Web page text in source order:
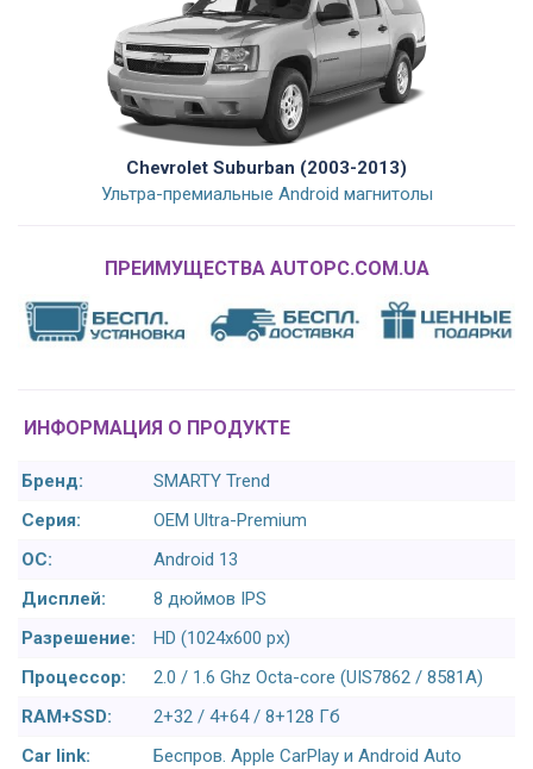
Chevrolet Suburban (2003-2013)
Ультра-премиальные Android магнитолы
ПРЕИМУЩЕСТВА AUTOPC.COM.UA
ИНФОРМАЦИЯ О ПРОДУКТЕ
Бренд:
SMARTY Trend
Серия:
OEM Ultra-Premium
ОС:
Android 13
Дисплей:
8 дюймов IPS
Разрешение:
HD (1024х600 px)
Процессор:
2.0 / 1.6 Ghz Octa-core (UIS7862 / 8581A)
RAM+SSD:
2+32 / 4+64 / 8+128 Гб
Car link:
Беспров. Apple CarPlay и Android Auto